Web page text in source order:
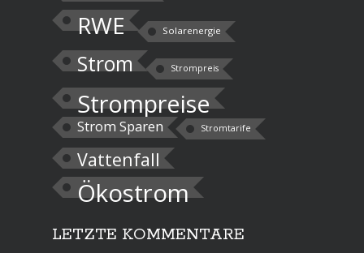
RWE Solarenergie
Strom Strompreis
Strompreise
Strom Sparen Stromtarife
Vattenfall
Ökostrom
LETZTE KOMMENTARE